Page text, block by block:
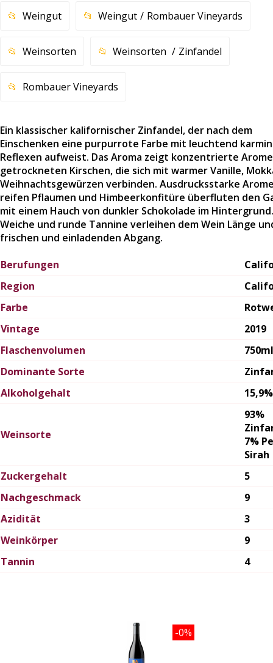
Weingut Weingut Rombauer Vineyards
Weinsorten Weinsorten Zinfandel
Rombauer Vineyards
Berufungen
Region
Farbe
Vintage
2019
Flaschenvolumen
750ml
Dominante Sorte
Alkoholgehalt
15,9%
Weinsorte
93%
7%
Sirah
Zuckergehalt
5
Nachgeschmack
9
Azidität
3
Weinkörper
9
Tannin
4
Ein klassischer kalifornischer Zinfandel, der nach dem
Einschenken eine purpurrote Farbe mit leuchtend
Reflexen aufweist. Das Aroma zeigt konzentrierte
getrockneten Kirschen, die sich mit warmer Vanille,
Weihnachtsgewürzen verbinden. Ausdrucksstarke
reifen Pflaumen und Himbeerkonfitüre überfluten den
mit einem Hauch von dunkler Schokolade im Hintergrund.
Weiche und runde Tannine verleihen dem Wein Länge
frischen und einladenden Abgang.
-0%